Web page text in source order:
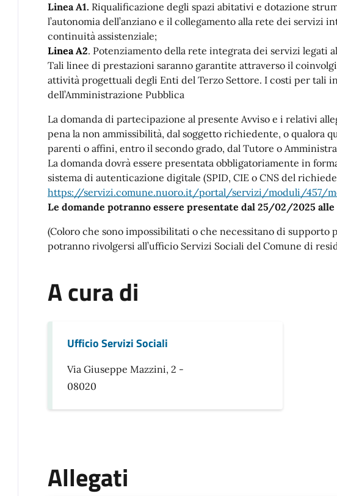
Linea A1. Riqualificazione degli spazi abitativi e dotazione
l’autonomia dell’anziano e il collegamento alla rete dei servizi
continuità assistenziale;
Linea A2. Potenziamento della rete integrata dei servizi legati
Tali linee di prestazioni saranno garantite attraverso il
attività progettuali degli Enti del Terzo Settore. I costi per tali
dell’Amministrazione Pubblica
La domanda di partecipazione al presente Avviso e i relativi
pena la non ammissibilità, dal soggetto richiedente, o qualora
parenti o affini, entro il secondo grado, dal Tutore o
La domanda dovrà essere presentata obbligatoriamente in
sistema di autenticazione digitale (SPID, CIE o CNS del
https://servizi.comune.nuoro.it/portal/servizi/moduli/457/
Le domande potranno essere presentate dal 25/02/2025
(Coloro che sono impossibilitati o che necessitano di supporto
potranno rivolgersi all’ufficio Servizi Sociali del Comune di
A cura di
Ufficio Servizi Sociali
Via Giuseppe Mazzini, 2 -
08020
Allegati